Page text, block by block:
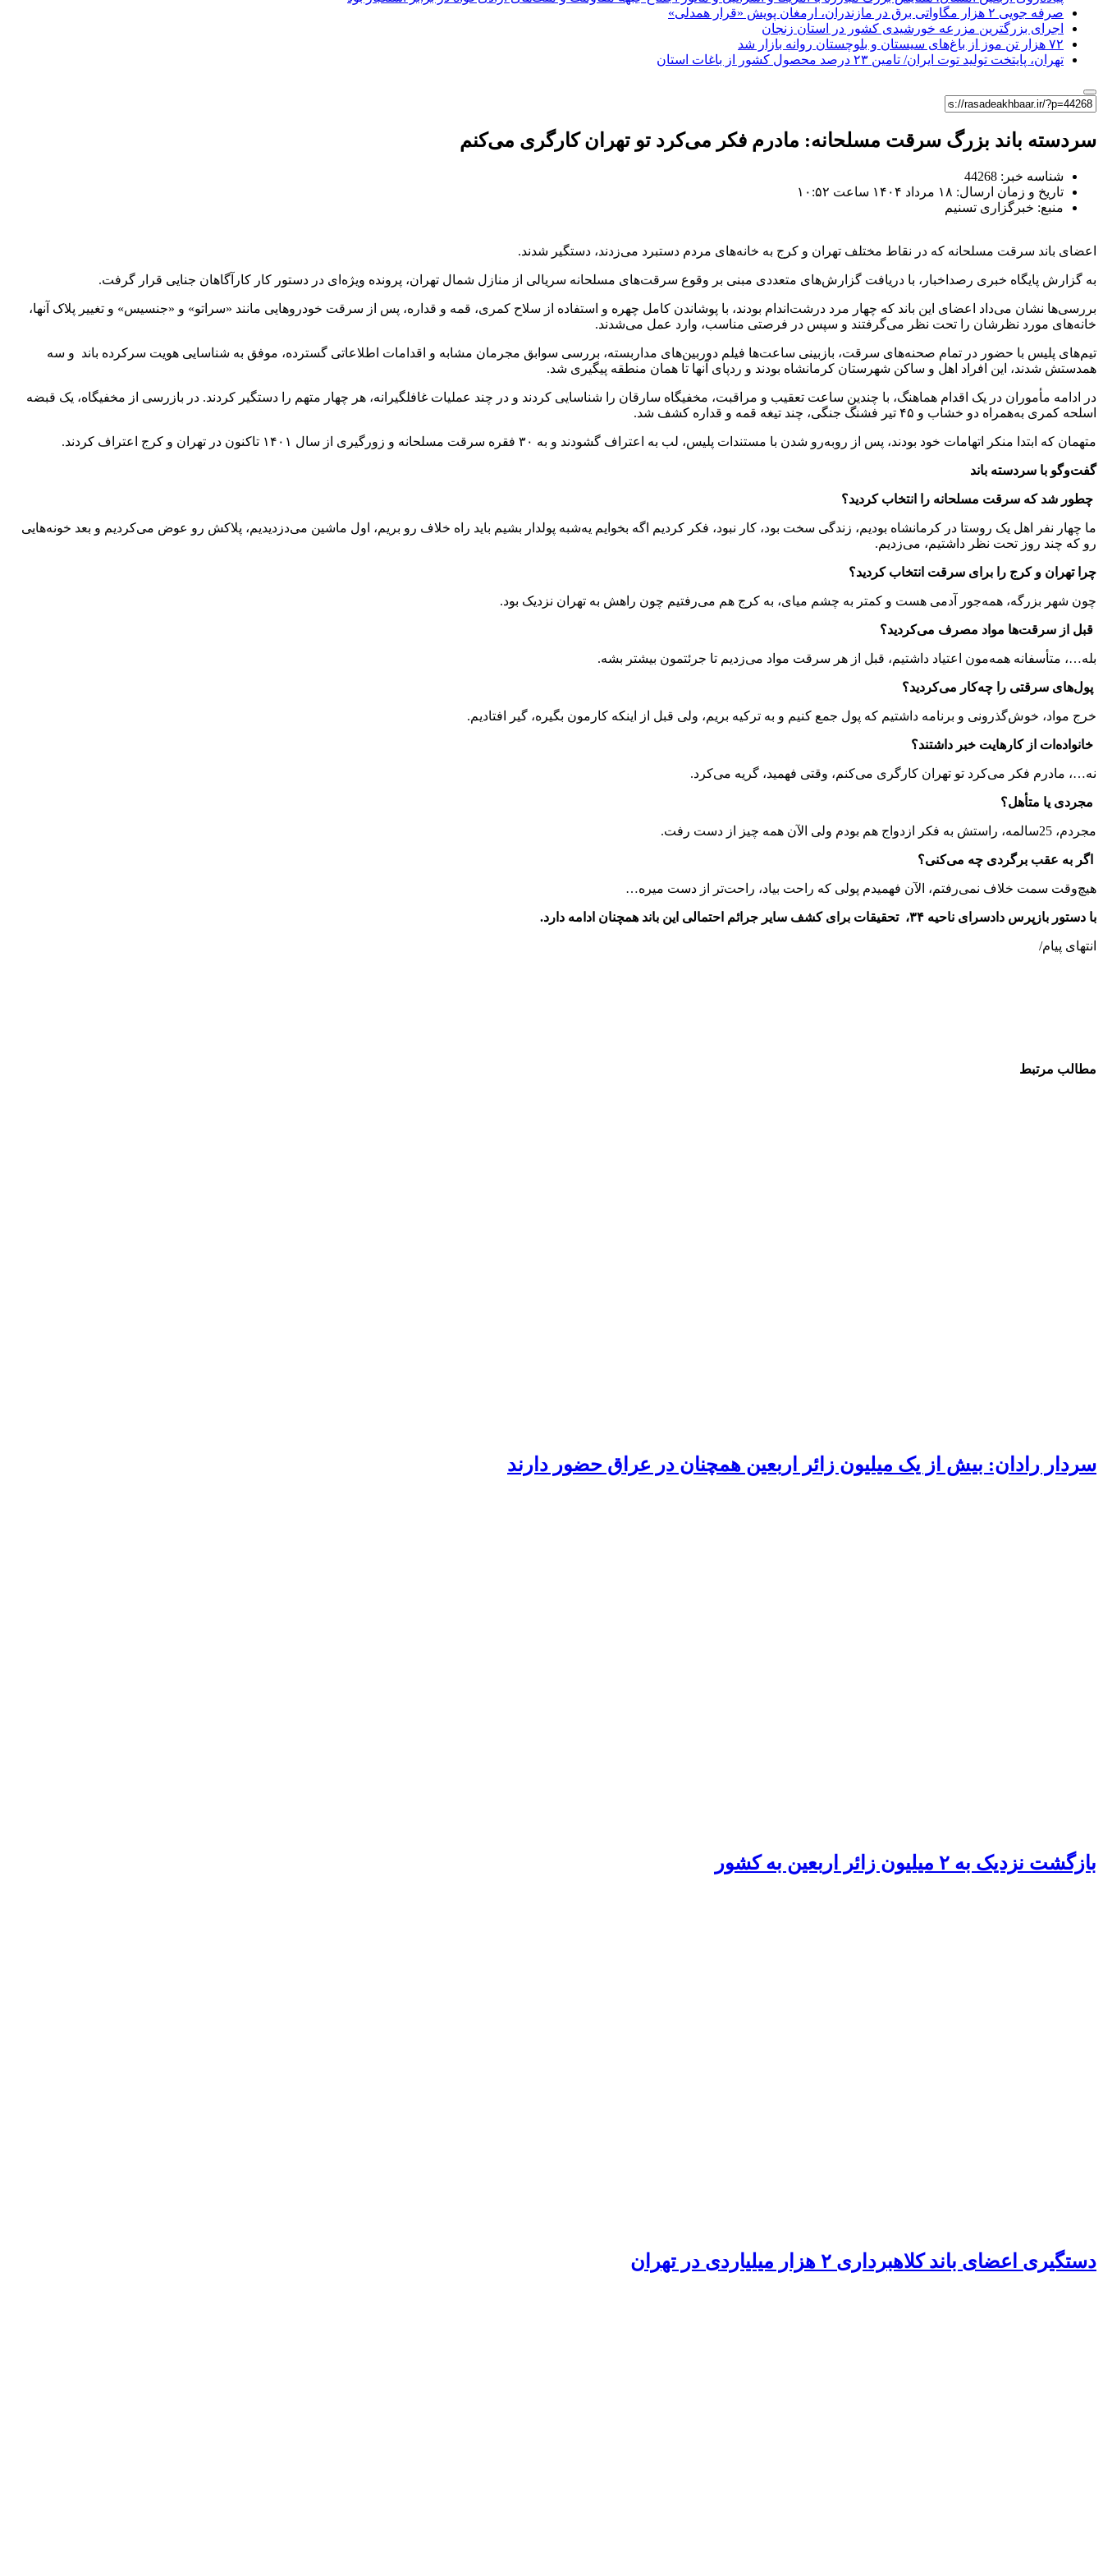
صرفه جویی ۲ هزار مگاواتی برق در مازندران، ارمغان پویش «قرار همدلی»
اجرای بزرگترین مزرعه خورشیدی کشور در استان زنجان
۷۲ هزار تن موز از باغ‌های سیستان و بلوچستان روانه بازار شد
تهران، پایتخت تولید توت ایران/ تامین ۲۳ درصد محصول کشور از باغات استان
سردسته باند بزرگ سرقت مسلحانه: مادرم فکر می‌کرد تو تهران کارگری می‌کنم
شناسه خبر: 44268
تاریخ و زمان ارسال: ۱۸ مرداد ۱۴۰۴ ساعت ۱۰:۵۲
منبع: خبرگزاری تسنیم
اعضای باند سرقت مسلحانه که در نقاط مختلف تهران و کرج به خانه‌های مردم دستبرد می‌زدند، دستگیر شدند.
به گزارش پایگاه خبری رصداخبار، با دریافت گزارش‌های متعددی مبنی بر وقوع سرقت‌های مسلحانه سریالی از منازل شمال تهران، پرونده ویژه‌ای در دستور کار کارآگاهان جنایی قرار گرفت.
بررسی‌ها نشان می‌داد اعضای این باند که چهار مرد درشت‌اندام بودند، با پوشاندن کامل چهره و استفاده از سلاح کمری، قمه و قداره، پس از سرقت خودروهایی مانند «سراتو» و «جنسیس» و تغییر پلاک آنها،
خانه‌های مورد نظرشان را تحت نظر می‌گرفتند و سپس در فرصتی مناسب، وارد عمل می‌شدند.
تیم‌های پلیس با حضور در تمام صحنه‌های سرقت، بازبینی ساعت‌ها فیلم دوربین‌های مداربسته، بررسی سوابق مجرمان مشابه و اقدامات اطلاعاتی گسترده، موفق به شناسایی هویت سرکرده باند و سه
همدستش شدند، این افراد اهل و ساکن شهرستان کرمانشاه بودند و ردپای آنها تا همان منطقه پیگیری شد.
در ادامه مأموران در یک اقدام هماهنگ، با چندین ساعت تعقیب و مراقبت، مخفیگاه سارقان را شناسایی کردند و در چند عملیات غافلگیرانه، هر چهار متهم را دستگیر کردند. در بازرسی از مخفیگاه، یک قبضه
اسلحه کمری به‌همراه دو خشاب و ۴۵ تیر فشنگ جنگی، چند تیغه قمه و قداره کشف شد.
متهمان که ابتدا منکر اتهامات خود بودند، پس از روبه‌رو شدن با مستندات پلیس، لب به اعتراف گشودند و به ۳۰ فقره سرقت مسلحانه و زورگیری از سال ۱۴۰۱ تاکنون در تهران و کرج اعتراف کردند.
گفت‌وگو با سردسته باند
چطور شد که سرقت مسلحانه را انتخاب کردید؟
ما چهار نفر اهل یک روستا در کرمانشاه بودیم، زندگی سخت بود، کار نبود، فکر کردیم اگه بخوایم یه‌شبه پولدار بشیم باید راه خلاف رو بریم، اول ماشین می‌دزدیدیم، پلاکش رو عوض می‌کردیم و بعد خونه‌هایی
رو که چند روز تحت نظر داشتیم، می‌زدیم.
چرا تهران و کرج را برای سرقت انتخاب کردید؟
چون شهر بزرگه، همه‌جور آدمی هست و کمتر به چشم میای، به کرج هم می‌رفتیم چون راهش به تهران نزدیک بود.
قبل از سرقت‌ها مواد مصرف می‌کردید؟
بله…، متأسفانه همه‌مون اعتیاد داشتیم، قبل از هر سرقت مواد می‌زدیم تا جرئتمون بیشتر بشه.
پول‌های سرقتی را چه‌کار می‌کردید؟
خرج مواد، خوش‌گذرونی و برنامه داشتیم که پول جمع کنیم و به ترکیه بریم، ولی قبل از اینکه کارمون بگیره، گیر افتادیم.
خانواده‌ات از کارهایت خبر داشتند؟
نه…، مادرم فکر می‌کرد تو تهران کارگری می‌کنم، وقتی فهمید، گریه می‌کرد.
مجردی یا متأهل؟
مجردم، 25سالمه، راستش به فکر ازدواج هم بودم ولی الآن همه چیز از دست رفت.
اگر به عقب برگردی چه می‌کنی؟
هیچ‌وقت سمت خلاف نمی‌رفتم، الآن فهمیدم پولی که راحت بیاد، راحت‌تر از دست میره…
با دستور بازپرس دادسرای ناحیه ۳۴، تحقیقات برای کشف سایر جرائم احتمالی این باند همچنان ادامه دارد.
انتهای پیام/
مطالب مرتبط
سردار رادان: بیش از یک میلیون زائر اربعین همچنان در عراق حضور دارند
بازگشت نزدیک به ۲ میلیون زائر اربعین به کشور
دستگیری اعضای باند کلاهبرداری ۲ هزار میلیاردی در تهران